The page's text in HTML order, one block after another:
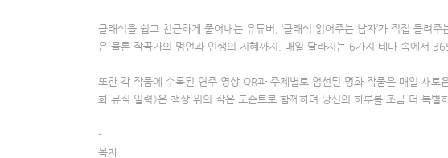
클래식을 쉽고 친근하게 풀어내는 유튜버, ‘클래식 읽어주는 남자’가 직접 들려
은 물론 작곡가의 명언과 인생의 지혜까지, 매일 달라지는 6가지 테마 속에서
또한 각 작품에 수록된 연주 영상 QR과 주제별로 엄선된 명화 작품은 매일 새로
화 뮤직 일력》은 책상 위의 작은 도슨트로 함께하며 당신의 하루를 조금 더 특별
-
목차